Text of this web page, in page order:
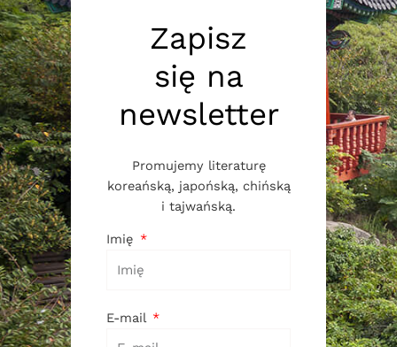
Zapisz
się na
newsletter
Promujemy literaturę
koreańską, japońską, chińską
i tajwańską.
Imię
E-mail